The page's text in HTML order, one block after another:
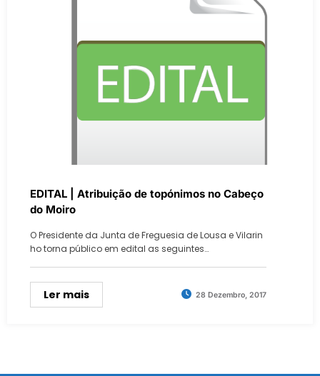
EDITAL | Atribuição de topónimos no Cabeço
do Moiro
O Presidente da Junta de Freguesia de Lousa e Vilarin
ho torna público em edital as seguintes…
Ler mais 28 Dezembro, 2017